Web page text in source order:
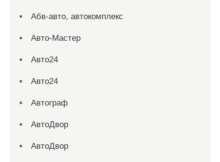
Абв-авто, автокомплекс
Авто-Мастер
Авто24
Авто24
Автограф
АвтоДвор
АвтоДвор